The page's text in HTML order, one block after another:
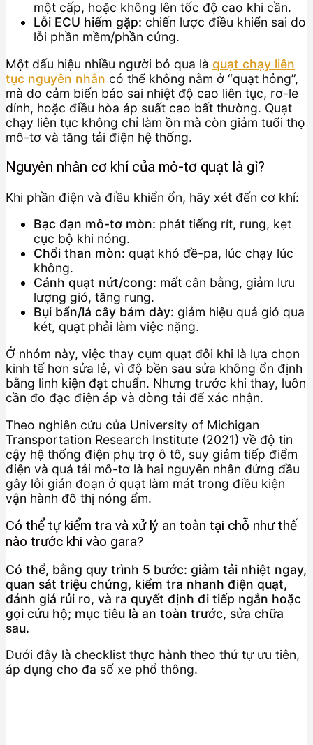
một cấp, hoặc không lên tốc độ cao khi cần.
Lỗi ECU hiếm gặp: chiến lược điều khiển sai do
lỗi phần mềm/phần cứng.
Một dấu hiệu nhiều người bỏ qua là quạt chạy liên
tục nguyên nhân có thể không nằm ở “quạt hỏng”,
mà do cảm biến báo sai nhiệt độ cao liên tục, rơ-le
dính, hoặc điều hòa áp suất cao bất thường. Quạt
chạy liên tục không chỉ làm ồn mà còn giảm tuổi thọ
mô-tơ và tăng tải điện hệ thống.
Nguyên nhân cơ khí của mô-tơ quạt là gì?
Khi phần điện và điều khiển ổn, hãy xét đến cơ khí:
Bạc đạn mô-tơ mòn: phát tiếng rít, rung, kẹt
cục bộ khi nóng.
Chổi than mòn: quạt khó đề-pa, lúc chạy lúc
không.
Cánh quạt nứt/cong: mất cân bằng, giảm lưu
lượng gió, tăng rung.
Bụi bẩn/lá cây bám dày: giảm hiệu quả gió qua
két, quạt phải làm việc nặng.
Ở nhóm này, việc thay cụm quạt đôi khi là lựa chọn
kinh tế hơn sửa lẻ, vì độ bền sau sửa không ổn định
bằng linh kiện đạt chuẩn. Nhưng trước khi thay, luôn
cần đo đạc điện áp và dòng tải để xác nhận.
Theo nghiên cứu của University of Michigan
Transportation Research Institute (2021) về độ tin
cậy hệ thống điện phụ trợ ô tô, suy giảm tiếp điểm
điện và quá tải mô-tơ là hai nguyên nhân đứng đầu
gây lỗi gián đoạn ở quạt làm mát trong điều kiện
vận hành đô thị nóng ẩm.
Có thể tự kiểm tra và xử lý an toàn tại chỗ như thế
nào trước khi vào gara?
Có thể, bằng quy trình 5 bước: giảm tải nhiệt ngay,
quan sát triệu chứng, kiểm tra nhanh điện quạt,
đánh giá rủi ro, và ra quyết định đi tiếp ngắn hoặc
gọi cứu hộ; mục tiêu là an toàn trước, sửa chữa
sau.
Dưới đây là checklist thực hành theo thứ tự ưu tiên,
áp dụng cho đa số xe phổ thông.